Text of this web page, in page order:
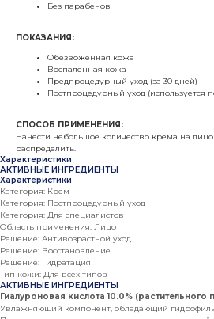
Без парабенов
ПОКАЗАНИЯ:
Обезвоженная кожа
Воспаленная кожа
Предпроцедурный уход (за 30 дней)
Постпроцедурный уход (используется
СПОСОБ ПРИМЕНЕНИЯ:
Нанести небольшое количество крема на
распределить.
Характеристики
АКТИВНЫЕ ИНГРЕДИЕНТЫ
Характеристики
Категория: Крем
Категория: Постпроцедурный уход
Категория: Для специалистов
Область применения: Лицо
Решение: Антивозрастной уход
Решение: Восстановление
Решение: Гидратация
Тип кожи: Для всех типов
АКТИВНЫЕ ИНГРЕДИЕНТЫ
Гиалуроновая кислота 10.0%
Увлажняющий компонент, обладающий